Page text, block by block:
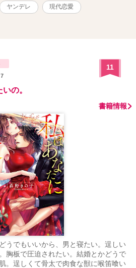
る方が難しいって――「ねー、あたし
選ぶのかしら？」 聞いてたのに距離詰
や僕は嬉しいけど愛が怖いっていうか
。誰か助けて。女同士だからか聞いて
ラブコメ×百合な新作です。 ◆TS転生
無駄に努力した結果、すべてが逆効果
ロックオンされる主人公明乃ちゃんの
じわじわと絡め取られていきます。物
れです。やらかして百合ハーレムを築
い。 ◆この作品はカクヨム様先行・複
ヤンデレ 現代恋愛
7
11
の。
書籍情報
うでもいいから、男と寝たい。逞しい
胸板で圧迫されたい。結婚とかどうで
。逞しくて骨太で肉食な獣に喉笛喰い